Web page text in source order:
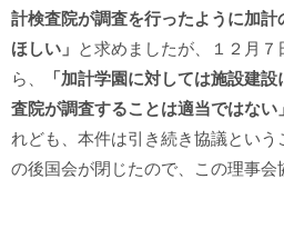
計検査院が調査を行ったように加
ほしい」 と求めましたが、１２月
ら、
「加計学園に対しては施設建
査院が調査することは適当ではない」
れども、本件は引き続き協議とい
の後国会が閉じたので、この理事会